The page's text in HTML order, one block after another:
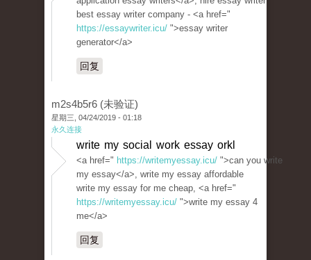
best essay writer company - <a href="
https://essaywriter.icu/ ">essay writer
generator</a>
回复
m2s4b5r6 (未验证)
星期三, 04/24/2019 - 01:18
永久连接
write my social work essay orkl
<a href=" https://writemyessay.icu/ ">can you write
my essay</a>, write my essay affordable
write my essay for me cheap, <a href="
https://writemyessay.icu/ ">write my essay 4
me</a>
回复